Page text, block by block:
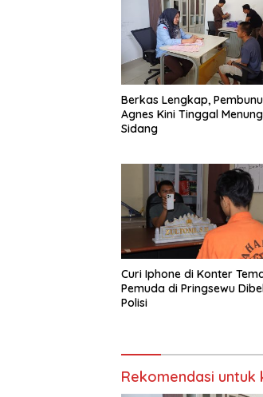
Berkas Lengkap,
Agnes Kini Tinggal
Sidang
Curi Iphone di Konter
Pemuda di Pringsewu
Polisi
Rekomendasi untuk